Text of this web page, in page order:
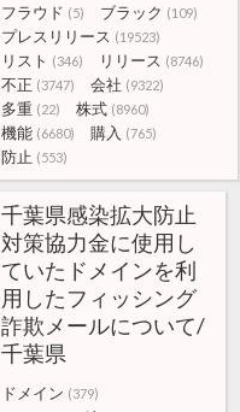
フラウド (5) ブラック (109)
プレスリリース (19523)
リスト (346) リリース (8746)
不正 (3747) 会社 (9322)
多重 (22) 株式 (8960)
機能 (6680) 購入 (765)
防止 (553)
千葉県感染拡大防止
対策協力金に使用し
ていたドメインを利
用したフィッシング
詐欺メールについて/
千葉県
ドメイン (379)